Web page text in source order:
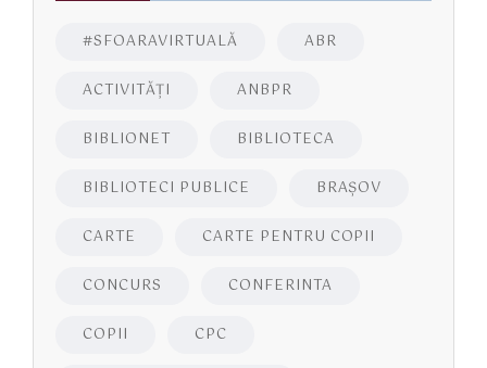
#SFOARAVIRTUALĂ ABR
ACTIVITĂŢI ANBPR
BIBLIONET BIBLIOTECA
BIBLIOTECI PUBLICE BRAŞOV
CARTE CARTE PENTRU COPII
CONCURS CONFERINTA
COPII CPC